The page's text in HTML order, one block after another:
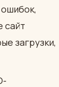
сайт
загрузки,